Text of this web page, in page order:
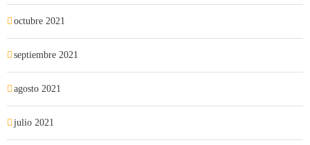
octubre 2021
septiembre 2021
agosto 2021
julio 2021